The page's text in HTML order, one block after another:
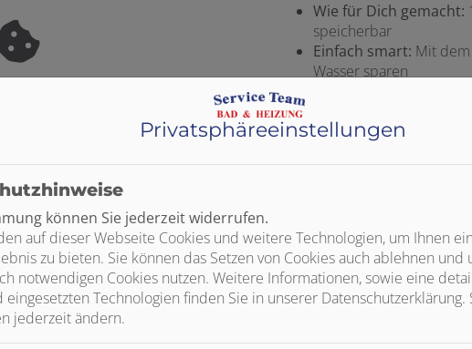
öffnen
, um die für dieses Element
zu akzeptieren.
Wie für Dich gemacht:
speicherbar
Einfach smart: Mit dem
Wasser sparen
Einfache Montage:
Privatsphäre­einstellungen
können Sie jederzeit widerrufen.
auf dieser Webseite Cookies und weitere Technologien, um Ihnen
zu bieten. Sie können das Setzen von Cookies auch ablehnen
notwendigen Cookies nutzen. Weitere Informationen, sowie eine
eingesetzten Technologien finden Sie in unserer Datenschutzerklärung.
jederzeit ändern.